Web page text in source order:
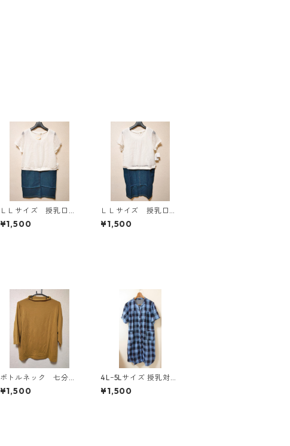
ＬＬサイズ 授乳口付
き マタニティ ドッ
キングワンピース ホ
¥1,500
ＬＬサイズ 授乳口付
き マタニティ ドッ
キングワンピース ホ
¥1,500
ボトルネック 七分袖
カットソー ４Ｌ マ
スタード KAE-4817
¥1,500
4Lｰ5Lサイズ 授乳対応
チェック柄 半袖ルーム
ウェア マタニティ ブ
¥1,500